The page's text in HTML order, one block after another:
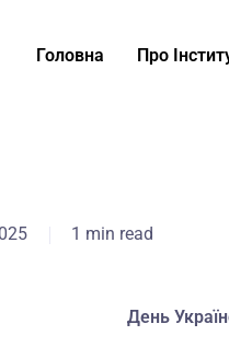
Головна Про
1 min read
День